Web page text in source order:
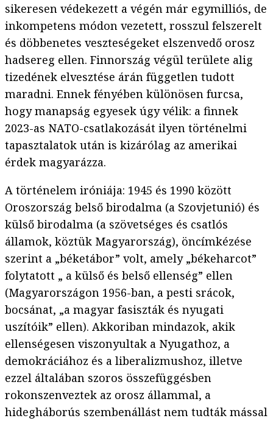
sikeresen védekezett a végén már egymilliós, de
inkompetens módon vezetett, rosszul felszerelt
és döbbenetes veszteségeket elszenvedő orosz
hadsereg ellen. Finnország végül területe alig
tizedének elvesztése árán független tudott
maradni. Ennek fényében különösen furcsa,
hogy manapság egyesek úgy vélik: a finnek
2023-as NATO-csatlakozását ilyen történelmi
tapasztalatok után is kizárólag az amerikai
érdek magyarázza.
A történelem iróniája: 1945 és 1990 között
Oroszország belső birodalma (a Szovjetunió) és
külső birodalma (a szövetséges és csatlós
államok, köztük Magyarország), öncímkézése
szerint a „béketábor” volt, amely „békeharcot”
folytatott „ a külső és belső ellenség” ellen
(Magyarországon 1956-ban, a pesti srácok,
bocsánat, „a magyar fasiszták és nyugati
uszítóik” ellen). Akkoriban mindazok, akik
ellenségesen viszonyultak a Nyugathoz, a
demokráciához és a liberalizmushoz, illetve
ezzel általában szoros összefüggésben
rokonszenveztek az orosz állammal, a
hidegháborús szembenállást nem tudták mással